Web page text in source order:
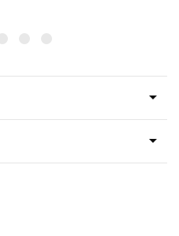
arrow_drop_down
arrow_drop_down